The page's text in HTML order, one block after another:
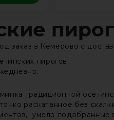
заказ в Кемерово с
пирогов.
традиционной
раскатанное без
умело подобранные